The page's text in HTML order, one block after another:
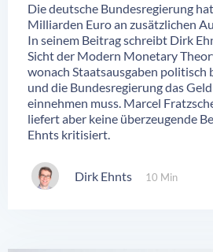
Die deutsche Bundesregierung
Milliarden Euro an zusätzlichen
In seinem Beitrag schreibt Dirk
Sicht der Modern Monetary
wonach Staatsausgaben politisch
und die Bundesregierung das
einnehmen muss. Marcel
liefert aber keine überzeugende
Ehnts kritisiert.
Dirk Ehnts 10 Min